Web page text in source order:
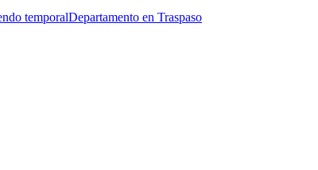
temporalDepartamento en Traspaso